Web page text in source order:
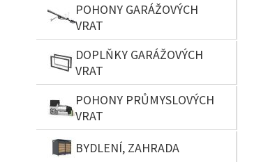
POHONY GARÁŽOVÝCH
VRAT
DOPLŇKY GARÁŽOVÝCH
VRAT
POHONY PRŮMYSLOVÝCH
VRAT
BYDLENÍ, ZAHRADA